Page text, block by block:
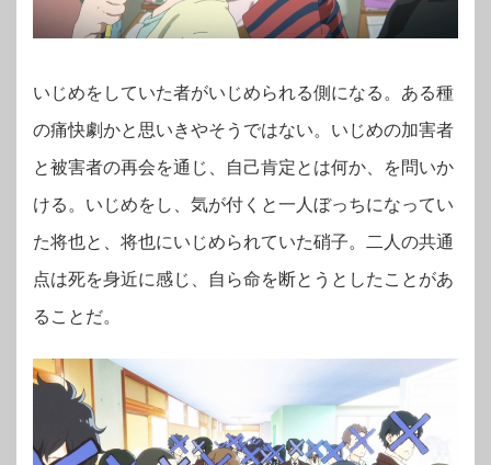
いじめをしていた者がいじめられる側になる。ある種
の痛快劇かと思いきやそうではない。いじめの加害者
と被害者の再会を通じ、自己肯定とは何か、を問いか
ける。いじめをし、気が付くと一人ぼっちになってい
た将也と、将也にいじめられていた硝子。二人の共通
点は死を身近に感じ、自ら命を断とうとしたことがあ
ることだ。